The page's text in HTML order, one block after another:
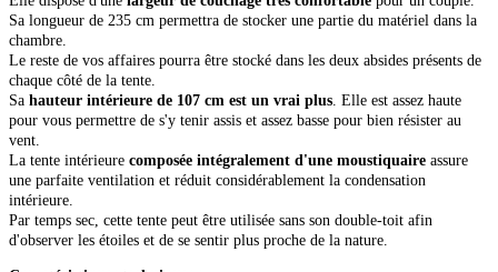
Sa longueur de 235 cm permettra de stocker une partie du matériel dans la
chambre.
Le reste de vos affaires pourra être stocké dans les deux absides présents de
chaque côté de la tente.
Sa hauteur intérieure de 107 cm est un vrai plus . Elle est assez haute
pour vous permettre de s'y tenir assis et assez basse pour bien résister au
vent.
La tente intérieure composée intégralement d'une moustiquaire assure
une parfaite ventilation et réduit considérablement la condensation
intérieure.
Par temps sec, cette tente peut être utilisée sans son double-toit afin
d'observer les étoiles et de se sentir plus proche de la nature.